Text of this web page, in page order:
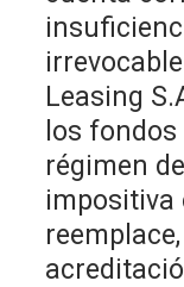
Leasing
los
régimen
impositiva